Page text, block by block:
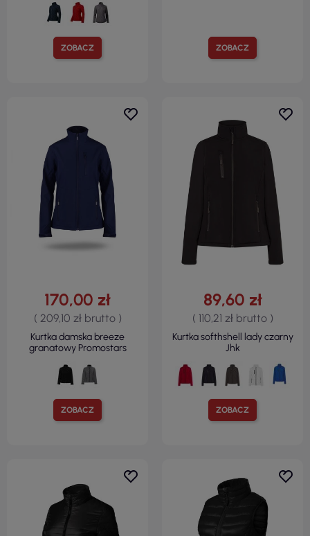
ZOBACZ ZOBACZ
ZOBACZ
170,00 zł
( 209,10 zł brutto )
Kurtka damska breeze
granatowy Promostars
ZOBACZ
89,60 zł
( 110,21 zł brutto )
Kurtka softhshell lady czarny
Jhk